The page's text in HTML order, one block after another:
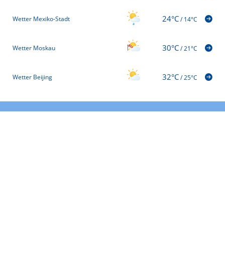
Wetter Mexiko-Stadt 24°C/14°C
Wetter Moskau 30°C/21°C
Wetter Beijing 32°C/25°C